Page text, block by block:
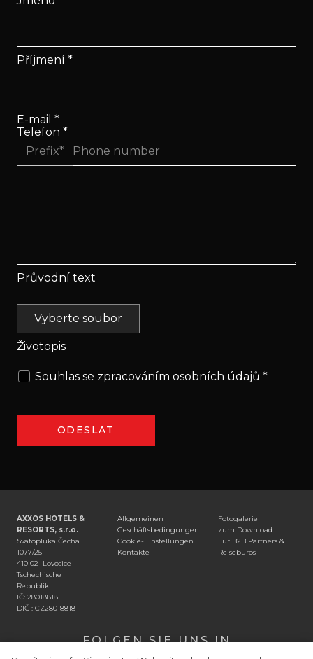
Příjmení *
E-mail *
Telefon *
Průvodní text
Životopis
Vyberte soubor
Souhlas se zpracováním osobních údajů *
ODESLAT
AXXOS HOTELS &
RESORTS, s.r.o.
Svatopluka Čecha
1077/25
410 02 Lovosice
Tschechische
Republik
IČ: 28018818
DIČ : CZ28018818
Allgemeinen
Geschäftsbedingungen
Cookie-Einstellungen
Kontakte
Fotogalerie
zum Download
Für B2B Partners &
Reisebüros
FOLGEN SIE UNS IN